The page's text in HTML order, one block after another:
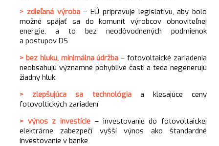
> zdieľaná výroba– EÚ pripravuje legislatívu, aby bolo
možné spájať sa do komunít výrobcov obnoviteľnej
energie, a to bez neodôvodnených podmienok
a postupov DS
> bez hluku, minimálna údržba – fotovoltaické zariadenia
neobsahujú významné pohyblivé časti a teda negenerujú
žiadny hluk
> zlepšujúca sa technológia a klesajúce ceny
fotovoltických zariadení
> výnos z investície – investovanie do fotovoltaickej
elektrárne zabezpečí vyšší výnos ako štandardné
investovanie v banke